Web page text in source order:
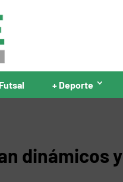
+ Deporte
dinámicos y